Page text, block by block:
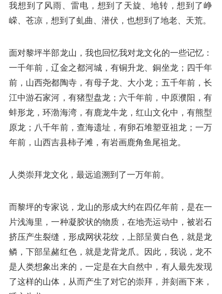
我想到了风雨、雷电，想到了天旋、地转，想到了峥
嵘、苍凉，想到了虬曲、潜伏，也想到了地老、天荒。
面对黎坪半部龙山，我也回忆我对龙文化的一些记忆：
一千年前，辽金之都河城，有铜升龙、銅坐龙；四千年
前，山西尧都陶寺，有母子龙、大小龙；五千年前，长
江中游石家河，有猪型盘龙；六千年前，中原濮阳，有
蚌形龙，环渤海湾，有鹿龙牛龙，红山文化中，有熊型
原龙；八千年前，查海遗址，有卵石堆塑亚祖龙；一万
年前，山西吉县柿子滩，有岩画鹿角鱼尾祖龙。
人类崇拜龙文化，最远追溯到了一万年前。
而黎坪的专家说，龙山的形成大约在四亿年前，是在一
片浅海里，一种凝胶状的物质，在地壳运动中，被岩石
挤压产生裂缝，形成网状花纹，上部呈黄白色，就是龙
鳞，下部呈赭红色，就是龙背龙爪。因此，我说，龙不
是人类想象出来的，一定是在大自然中，有人最先发现
了这样的山体，从而产生了对它的崇拜，并刻画下来，